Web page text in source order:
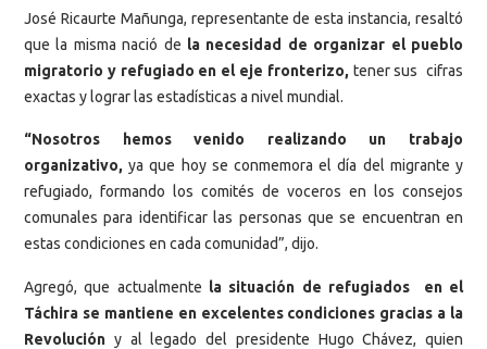
José Ricaurte Mañunga, representante de esta instancia, resaltó
que la misma nació de la necesidad de organizar el pueblo
migratorio y refugiado en el eje fronterizo, tener sus cifras
exactas y lograr las estadísticas a nivel mundial.
“Nosotros hemos venido realizando un trabajo
organizativo, ya que hoy se conmemora el día del migrante y
refugiado, formando los comités de voceros en los consejos
comunales para identificar las personas que se encuentran en
estas condiciones en cada comunidad”, dijo.
Agregó, que actualmente la situación de refugiados en el
Táchira se mantiene en excelentes condiciones gracias a la
Revolución y al legado del presidente Hugo Chávez, quien